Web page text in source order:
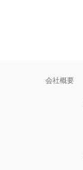
会社概要